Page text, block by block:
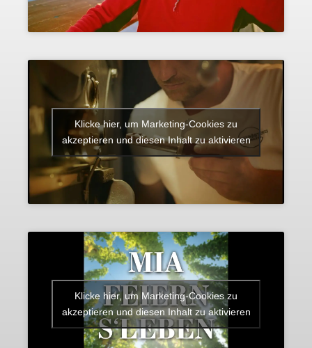
Klicke hier, um Marketing-Cookies zu
akzeptieren und diesen Inhalt zu aktivieren
Klicke hier, um Marketing-Cookies zu
akzeptieren und diesen Inhalt zu aktivieren